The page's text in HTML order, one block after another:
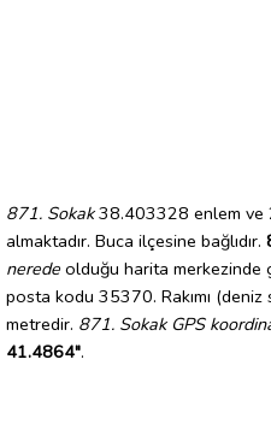
871. Sokak38.403328 enlem ve
almaktadır. Buca ilçesine bağlıdır.
nerede olduğu harita
posta kodu 35370. Rakımı
metredir. 871. Sokak GPS
41.4864".